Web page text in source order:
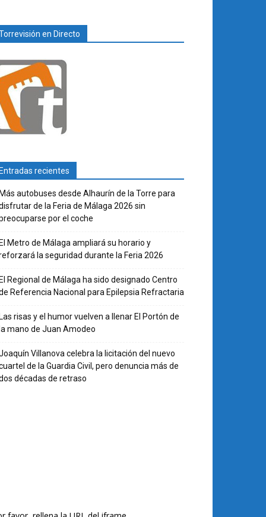
en Directo
recientes
autobuses desde Alhaurín de la Torre para
de la Feria de Málaga 2026 sin
por el coche
Metro de Málaga ampliará su horario y
la seguridad durante la Feria 2026
Regional de Málaga ha sido designado Centro
Referencia Nacional para Epilepsia Refractaria
risas y el humor vuelven a llenar El Portón de
mano de Juan Amodeo
Villanova celebra la licitación del nuevo
de la Guardia Civil, pero denuncia más de
décadas de retraso